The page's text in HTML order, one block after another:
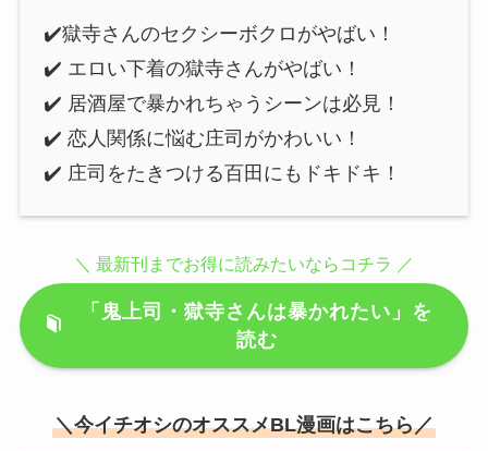
✔️獄寺さんのセクシーボクロがやばい！
✔️ エロい下着の獄寺さんがやばい！
✔️ 居酒屋で暴かれちゃうシーンは必見！
✔️ 恋人関係に悩む庄司がかわいい！
✔️ 庄司をたきつける百田にもドキドキ！
＼ 最新刊までお得に読みたいならコチラ ／
「鬼上司・獄寺さんは暴かれたい」を
読む
＼今イチオシのオススメBL漫画はこちら／